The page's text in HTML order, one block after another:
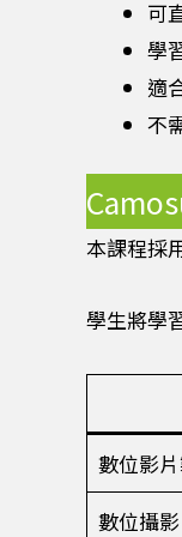
可
學
適
不
本課程採
學生將學
數位影
數位攝影